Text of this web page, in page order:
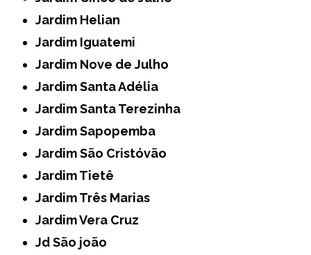
Jardim Helian
Jardim Iguatemi
Jardim Nove de Julho
Jardim Santa Adélia
Jardim Santa Terezinha
Jardim Sapopemba
Jardim São Cristóvão
Jardim Tietê
Jardim Três Marias
Jardim Vera Cruz
Jd São joão